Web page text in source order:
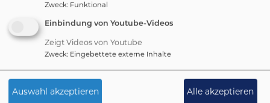
unsere Kirchengemeinden ein sicherer
Ort für alle sind – ein Ort, an dem
Verantwortung zum gelebten Alltag
gehören und sich jeder, egal welchen
Zweck: Funktional
Einbindung von Youtube-Videos
Zeigt Videos von Youtube
Zweck: Eingebettete externe Inhalte
Auswahl akzeptieren Alle akzeptieren